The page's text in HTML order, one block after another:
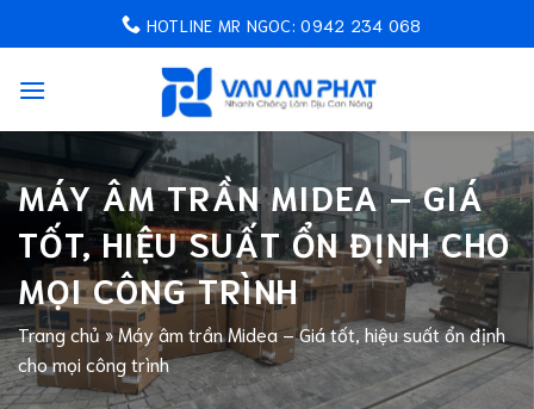
đến
dung
HOTLINE MR NGOC: 0942 234 068
MÁY ÂM TRẦN MIDEA – GIÁ
TỐT, HIỆU SUẤT ỔN ĐỊNH CHO
MỌI CÔNG TRÌNH
Trang chủ»Máy âm trần Midea – Giá tốt, hiệu suất ổn định
cho mọi công trình